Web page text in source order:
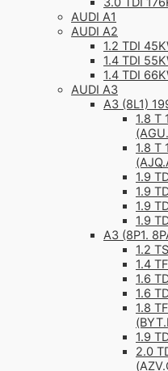
AUDI A1
AUDI A2
1.2 TDI
1.4 TDI
1.4 TDI
AUDI A3
A3 (8L1)
1.8 T
1.8 T
1.9
1.9
1.9
1.9
A3 (8P1.
1.2
1.4
1.6
1.6
1.8
1.9
2.0